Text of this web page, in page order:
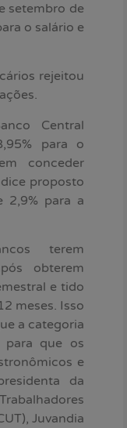
setembro de
o salário e
rejeitou
Central
para o
conceder
proposto
2,9% para a
terem
obterem
e tido
meses. Isso
a categoria
que os
e
da
Juvandia